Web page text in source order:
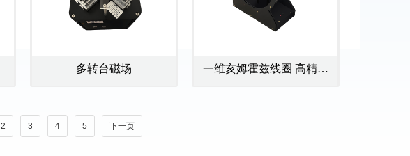
多转台磁场
一维亥姆霍兹线圈 高精度
2 3 4 5 下一页